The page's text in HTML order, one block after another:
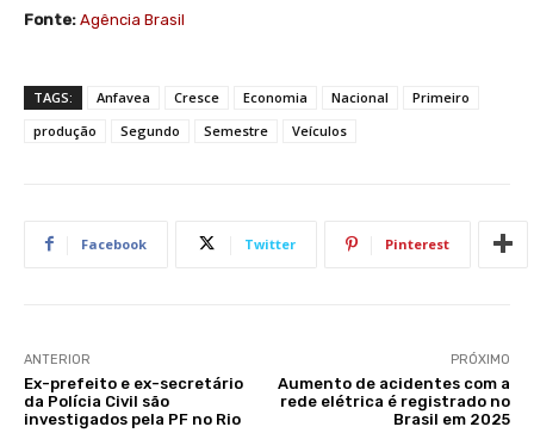
Fonte: Agência Brasil
TAGS: Anfavea Cresce Economia Nacional
Primeiro
produção
Segundo Semestre Veículos
Facebook Twitter Pinterest
ANTERIOR
Ex-prefeito e ex-secretário
da Polícia Civil são
investigados pela PF no Rio
PRÓXIMO
Aumento de acidentes com a
rede elétrica é registrado no
Brasil em 2025